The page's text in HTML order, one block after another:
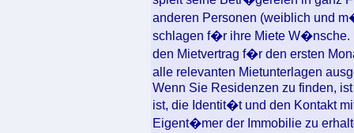
anderen Personen (weiblich und
schlagen f�r ihre Miete
den Mietvertrag f�r den ersten
alle relevanten Mietunterlagen
Wenn Sie Residenzen zu finden,
ist, die Identit�t und den Kontakt
Eigent�mer der Immobilie zu